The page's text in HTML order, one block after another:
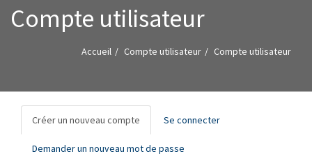
Compte utilisateur
Accueil Compte utilisateur Compte utilisateur
Onglets
principaux
Créer un nouveau compte (onglet
actif)
Se connecter
Demander un nouveau mot de passe